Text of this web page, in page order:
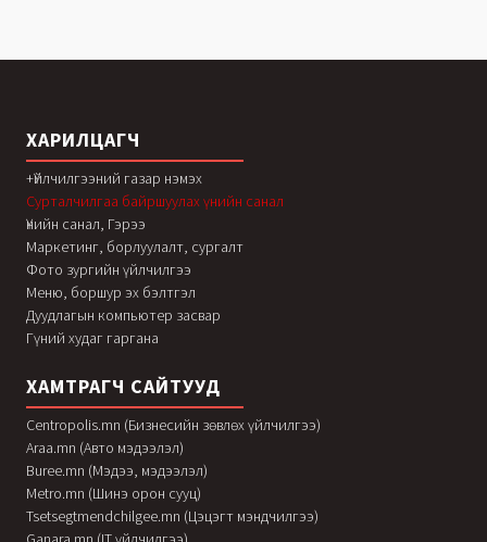
ХАРИЛЦАГЧ
+Үйлчилгээний газар нэмэх
Сурталчилгаа байршуулах үнийн санал
Үнийн санал, Гэрээ
Маркетинг, борлуулалт, сургалт
Фото зургийн үйлчилгээ
Меню, боршур эх бэлтгэл
Дуудлагын компьютер засвар
Гүний худаг гаргана
ХАМТРАГЧ САЙТУУД
Centropolis.mn (Бизнесийн зөвлөх үйлчилгээ)
Araa.mn (Авто мэдээлэл)
Buree.mn (Мэдээ, мэдээлэл)
Metro.mn (Шинэ орон сууц)
Tsetsegtmendchilgee.mn (Цэцэгт мэндчилгээ)